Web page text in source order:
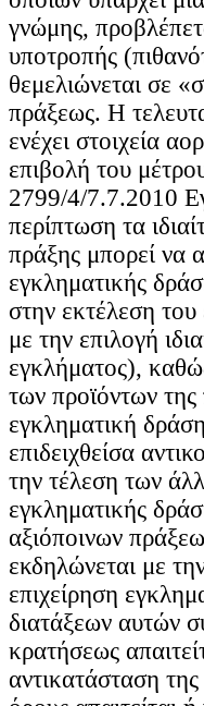
γνώμης,
υποτροπής
θεμελιώνεται σε
πράξεως. Η
ενέχει στοιχεία
επιβολή του
2799/4/7.7.2010
περίπτωση τα
πράξης μπορεί να
εγκληματικής
στην εκτέλεση
με την επιλογή
εγκλήματος),
των προϊόντων
εγκληματική
επιδειχθείσα
την τέλεση των
εγκληματικής
αξιόποινων
εκδηλώνεται με
επιχείρηση
διατάξεων αυτών
κρατήσεως
αντικατάσταση